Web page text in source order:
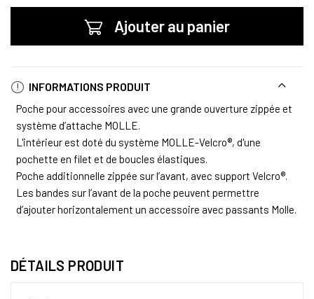
Ajouter au panier
INFORMATIONS PRODUIT
Poche pour accessoires avec une grande ouverture zippée et
système d’attache MOLLE.
L'intérieur est doté du système MOLLE-Velcro®, d'une
pochette en filet et de boucles élastiques.
Poche additionnelle zippée sur l’avant, avec support Velcro®.
Les bandes sur l’avant de la poche peuvent permettre
d’ajouter horizontalement un accessoire avec passants Molle.
DÉTAILS PRODUIT